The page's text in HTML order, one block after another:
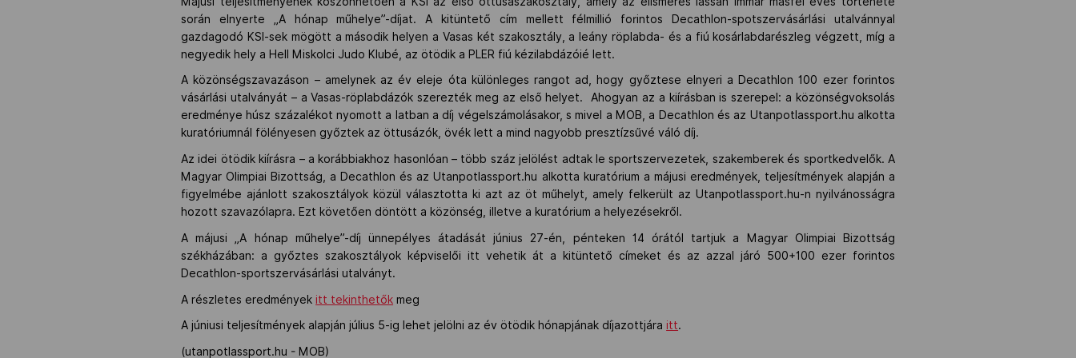
során elnyerte „A hónap műhelye”-díjat. A kitüntető cím mellett félmillió forintos Decathlon-spotszervásárlási utalvánnyal
gazdagodó KSI-sek mögött a második helyen a Vasas két szakosztály, a leány röplabda- és a fiú kosárlabdarészleg végzett, míg a
negyedik hely a Hell Miskolci Judo Klubé, az ötödik a PLER fiú kézilabdázóié lett.
A közönségszavazáson – amelynek az év eleje óta különleges rangot ad, hogy győztese elnyeri a Decathlon 100 ezer forintos
vásárlási utalványát – a Vasas-röplabdázók szerezték meg az első helyet. Ahogyan az a kiírásban is szerepel: a közönségvoksolás
eredménye húsz százalékot nyomott a latban a díj végelszámolásakor, s mivel a MOB, a Decathlon és az Utanpotlassport.hu alkotta
kuratóriumnál fölényesen győztek az öttusázók, övék lett a mind nagyobb presztízsűvé váló díj.
Az idei ötödik kiírásra – a korábbiakhoz hasonlóan – több száz jelölést adtak le sportszervezetek, szakemberek és sportkedvelők. A
Magyar Olimpiai Bizottság, a Decathlon és az Utanpotlassport.hu alkotta kuratórium a májusi eredmények, teljesítmények alapján a
figyelmébe ajánlott szakosztályok közül választotta ki azt az öt műhelyt, amely felkerült az Utanpotlassport.hu-n nyilvánosságra
hozott szavazólapra. Ezt követően döntött a közönség, illetve a kuratórium a helyezésekről.
A májusi „A hónap műhelye”-díj ünnepélyes átadását június 27-én, pénteken 14 órától tartjuk a Magyar Olimpiai Bizottság
székházában: a győztes szakosztályok képviselői itt vehetik át a kitüntető címeket és az azzal járó 500+100 ezer forintos
Decathlon-sportszervásárlási utalványt.
A részletes eredményekitt tekinthetők meg
A júniusi teljesítmények alapján július 5-ig lehet jelölni az év ötödik hónapjának díjazottjáraitt.
(utanpotlassport.hu - MOB)